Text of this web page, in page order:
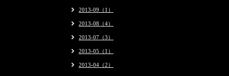
2013-09（1）
2013-08（4）
2013-07（3）
2013-05（1）
2013-04（2）